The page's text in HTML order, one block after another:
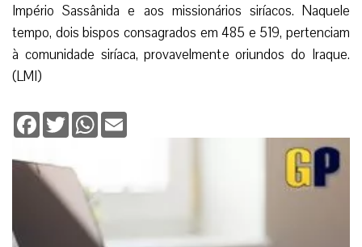
Império Sassânida e aos missionários siríacos. Naquele
tempo, dois bispos consagrados em 485 e 519, pertenciam
à comunidade siríaca, provavelmente oriundos do Iraque.
(LMI)
Facebook
TwitterWhatsApp